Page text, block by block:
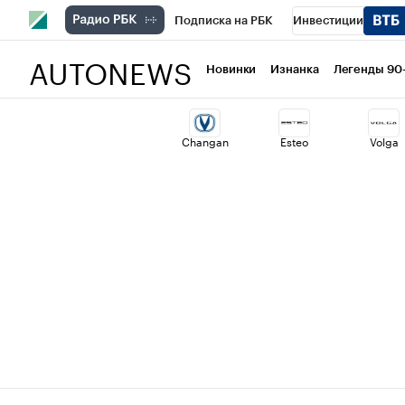
Подписка на РБК Инвестиции
Национальные проекты Город
Кредитные рейтинги Франшизы
AUTONEWS Новинки Изнанка Легенды
Changan Esteo Volga